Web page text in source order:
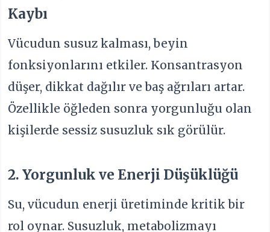
Kaybı
Vücudun susuz kalması, beyin
fonksiyonlarını etkiler. Konsantrasyon
düşer, dikkat dağılır ve baş ağrıları artar.
Özellikle öğleden sonra yorgunluğu olan
kişilerde sessiz susuzluk sık görülür.
2. Yorgunluk ve Enerji Düşüklüğü
Su, vücudun enerji üretiminde kritik bir
rol oynar. Susuzluk, metabolizmayı